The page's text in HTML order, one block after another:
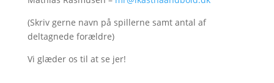
(Skriv gerne navn på spillerne samt antal af
deltagnede forældre)
Vi glæder os til at se jer!